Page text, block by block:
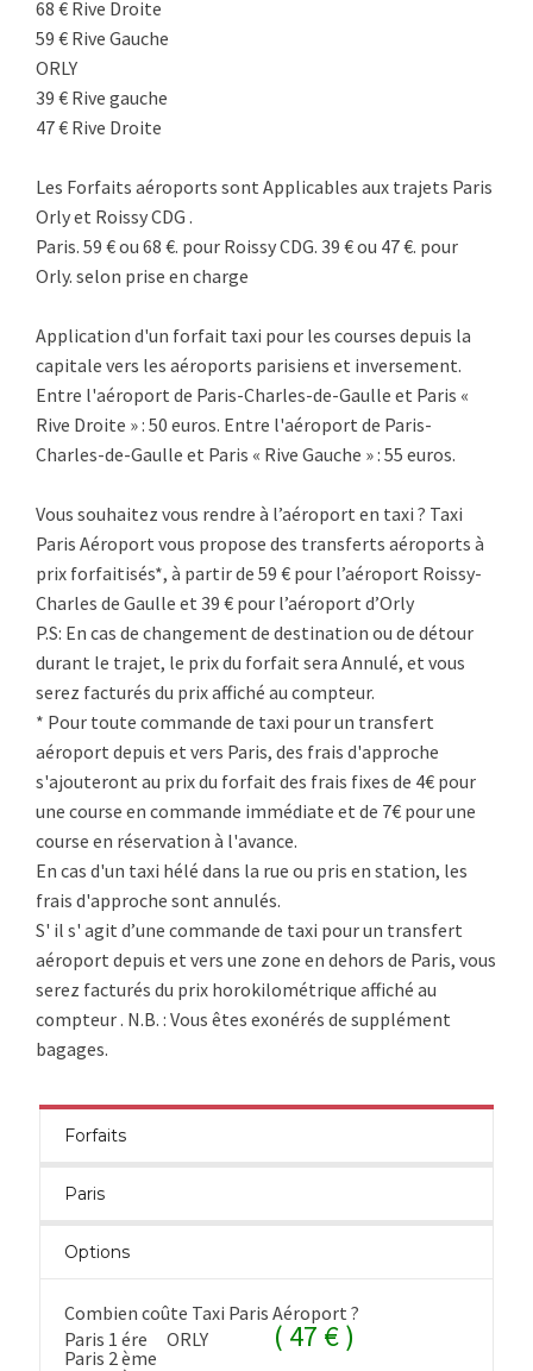
68 € Rive Droite
59 € Rive Gauche
ORLY
39 € Rive gauche
47 € Rive Droite
Les Forfaits aéroports sont Applicables aux trajets Paris
Orly et Roissy CDG .
Paris. 59 € ou 68 €. pour Roissy CDG. 39 € ou 47 €. pour
Orly. selon prise en charge
Application d'un forfait taxi pour les courses depuis la
capitale vers les aéroports parisiens et inversement.
Entre l'aéroport de Paris-Charles-de-Gaulle et Paris «
Rive Droite » : 50 euros. Entre l'aéroport de Paris-
Charles-de-Gaulle et Paris « Rive Gauche » : 55 euros.
Vous souhaitez vous rendre à l’aéroport en taxi ? Taxi
Paris Aéroport vous propose des transferts aéroports à
prix forfaitisés*, à partir de 59 € pour l’aéroport Roissy-
Charles de Gaulle et 39 € pour l’aéroport d’Orly
P.S: En cas de changement de destination ou de détour
durant le trajet, le prix du forfait sera Annulé, et vous
serez facturés du prix affiché au compteur.
* Pour toute commande de taxi pour un transfert
aéroport depuis et vers Paris, des frais d'approche
s'ajouteront au prix du forfait des frais fixes de 4€ pour
une course en commande immédiate et de 7€ pour une
course en réservation à l'avance.
En cas d'un taxi hélé dans la rue ou pris en station, les
frais d'approche sont annulés.
S' il s' agit d’une commande de taxi pour un transfert
aéroport depuis et vers une zone en dehors de Paris, vous
serez facturés du prix horokilométrique affiché au
compteur . N.B. : Vous êtes exonérés de supplément
bagages.
Forfaits
Paris
Options
Combien coûte Taxi Paris Aéroport ?
Paris 1 ére
Paris 2 ème
ORLY ( 47 € )